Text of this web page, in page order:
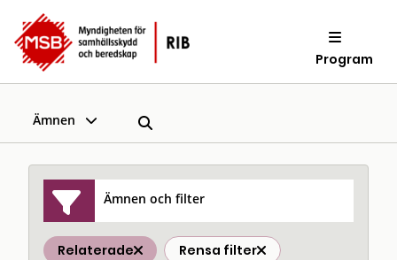
Program
Ämnen
Ämnen och filter
Relaterade Rensa filter